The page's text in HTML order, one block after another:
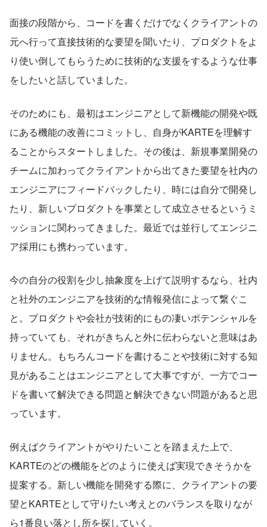
面接の段階から、コードを書くだけでなくクライアントの
元へ行って直接技術的な要望を聞いたり、プロダクトをよ
り使い倒してもらうために技術的な支援をするような仕事
をしたいと話していました。
そのためにも、最初はエンジニアとして新機能の開発や既
にある機能の改善にコミットし、自身がKARTEを理解す
ることからスタートしました。その後は、新規事業開発の
チームに加わってクライアントから出てきた要望を社内の
エンジニアにフィードバックしたり、時には自分で開発し
たり、新しいプロダクトを事業として成立させるというミ
ッションに関わってきました。最近では並行してエンジニ
ア採用にも携わっています。
今の自分の役割を少し抽象度を上げて説明するなら、社内
と社外のエンジニアを技術的な情報発信によって繋ぐこ
と。プロダクトや会社が技術的にもの凄いポテンシャルを
持っていても、それがきちんと外に伝わらないと意味はあ
りません。もちろんコードを書けることや技術に対する知
見があることはエンジニアとして大事ですが、一方でコー
ドを書いて解決できる問題と解決できない問題があると思
っています。
例えばクライアントがやりたいことを踏まえた上で、
KARTEのどの機能をどのように使えば実現できそうかを
提案する。新しい機能を開発する際に、クライアントの要
望とKARTEとして守りたい考えとのバランスを取りなが
ら1番良い落とし所を探していく。